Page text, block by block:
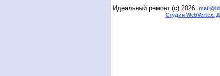
Идеальный ремонт (с) 2026.
Студия WebVertex.